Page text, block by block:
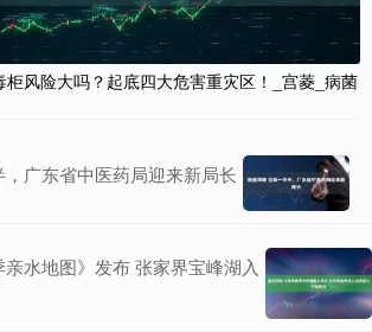
风险大吗？起底四大危害重灾区！_宫菱_病菌
广东省中医药局迎来新局长
水地图》发布 张家界宝峰湖入